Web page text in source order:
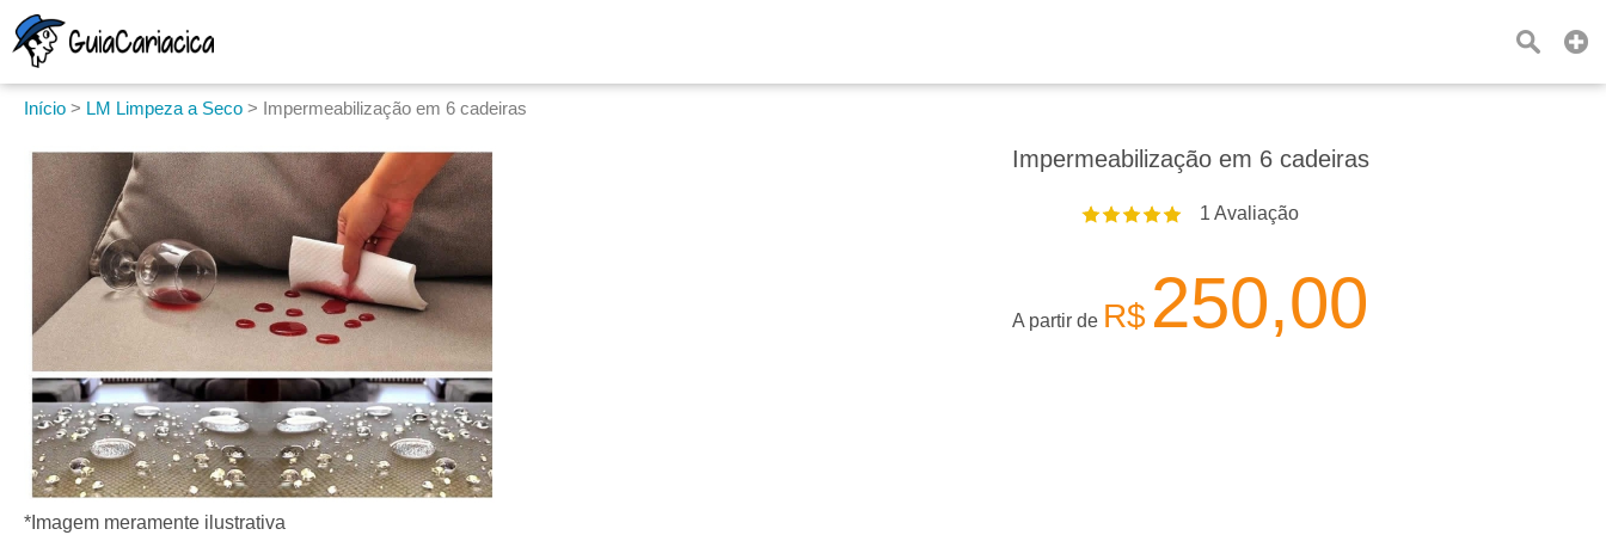
Início > LM Limpeza a Seco > Impermeabilização em 6 cadeiras
*Imagem meramente ilustrativa
Impermeabilização em 6 cadeiras
1 Avaliação
A partir de R$ 250,00